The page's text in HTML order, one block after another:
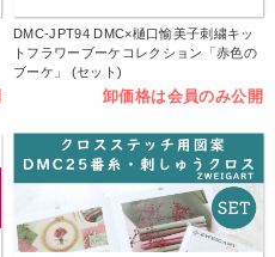
DMC-JPT94 DMC×樋口愉美子刺繍キッ
トフラワーブーケコレクション「赤色の
ブーケ」 (セット)
卸価格は会員のみ公開